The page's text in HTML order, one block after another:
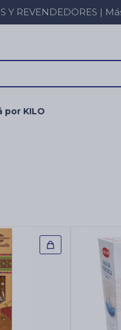
Y REVENDEDORES
por KILO